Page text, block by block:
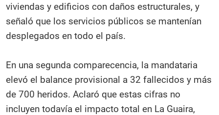
viviendas y edificios con daños estructurales, y
señaló que los servicios públicos se mantenían
desplegados en todo el país.
En una segunda comparecencia, la mandataria
elevó el balance provisional a 32 fallecidos y más
de 700 heridos. Aclaró que estas cifras no
incluyen todavía el impacto total en La Guaira,